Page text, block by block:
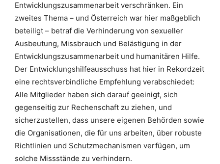
Entwicklungszusammenarbeit verschränken. Ein
zweites Thema – und Österreich war hier maßgeblich
beteiligt – betraf die Verhinderung von sexueller
Ausbeutung, Missbrauch und Belästigung in der
Entwicklungszusammenarbeit und humanitären Hilfe.
Der Entwicklungshilfeausschuss hat hier in Rekordzeit
eine rechtsverbindliche Empfehlung verabschiedet:
Alle Mitglieder haben sich darauf geeinigt, sich
gegenseitig zur Rechenschaft zu ziehen, und
sicherzustellen, dass unsere eigenen Behörden sowie
die Organisationen, die für uns arbeiten, über robuste
Richtlinien und Schutzmechanismen verfügen, um
solche Missstände zu verhindern.